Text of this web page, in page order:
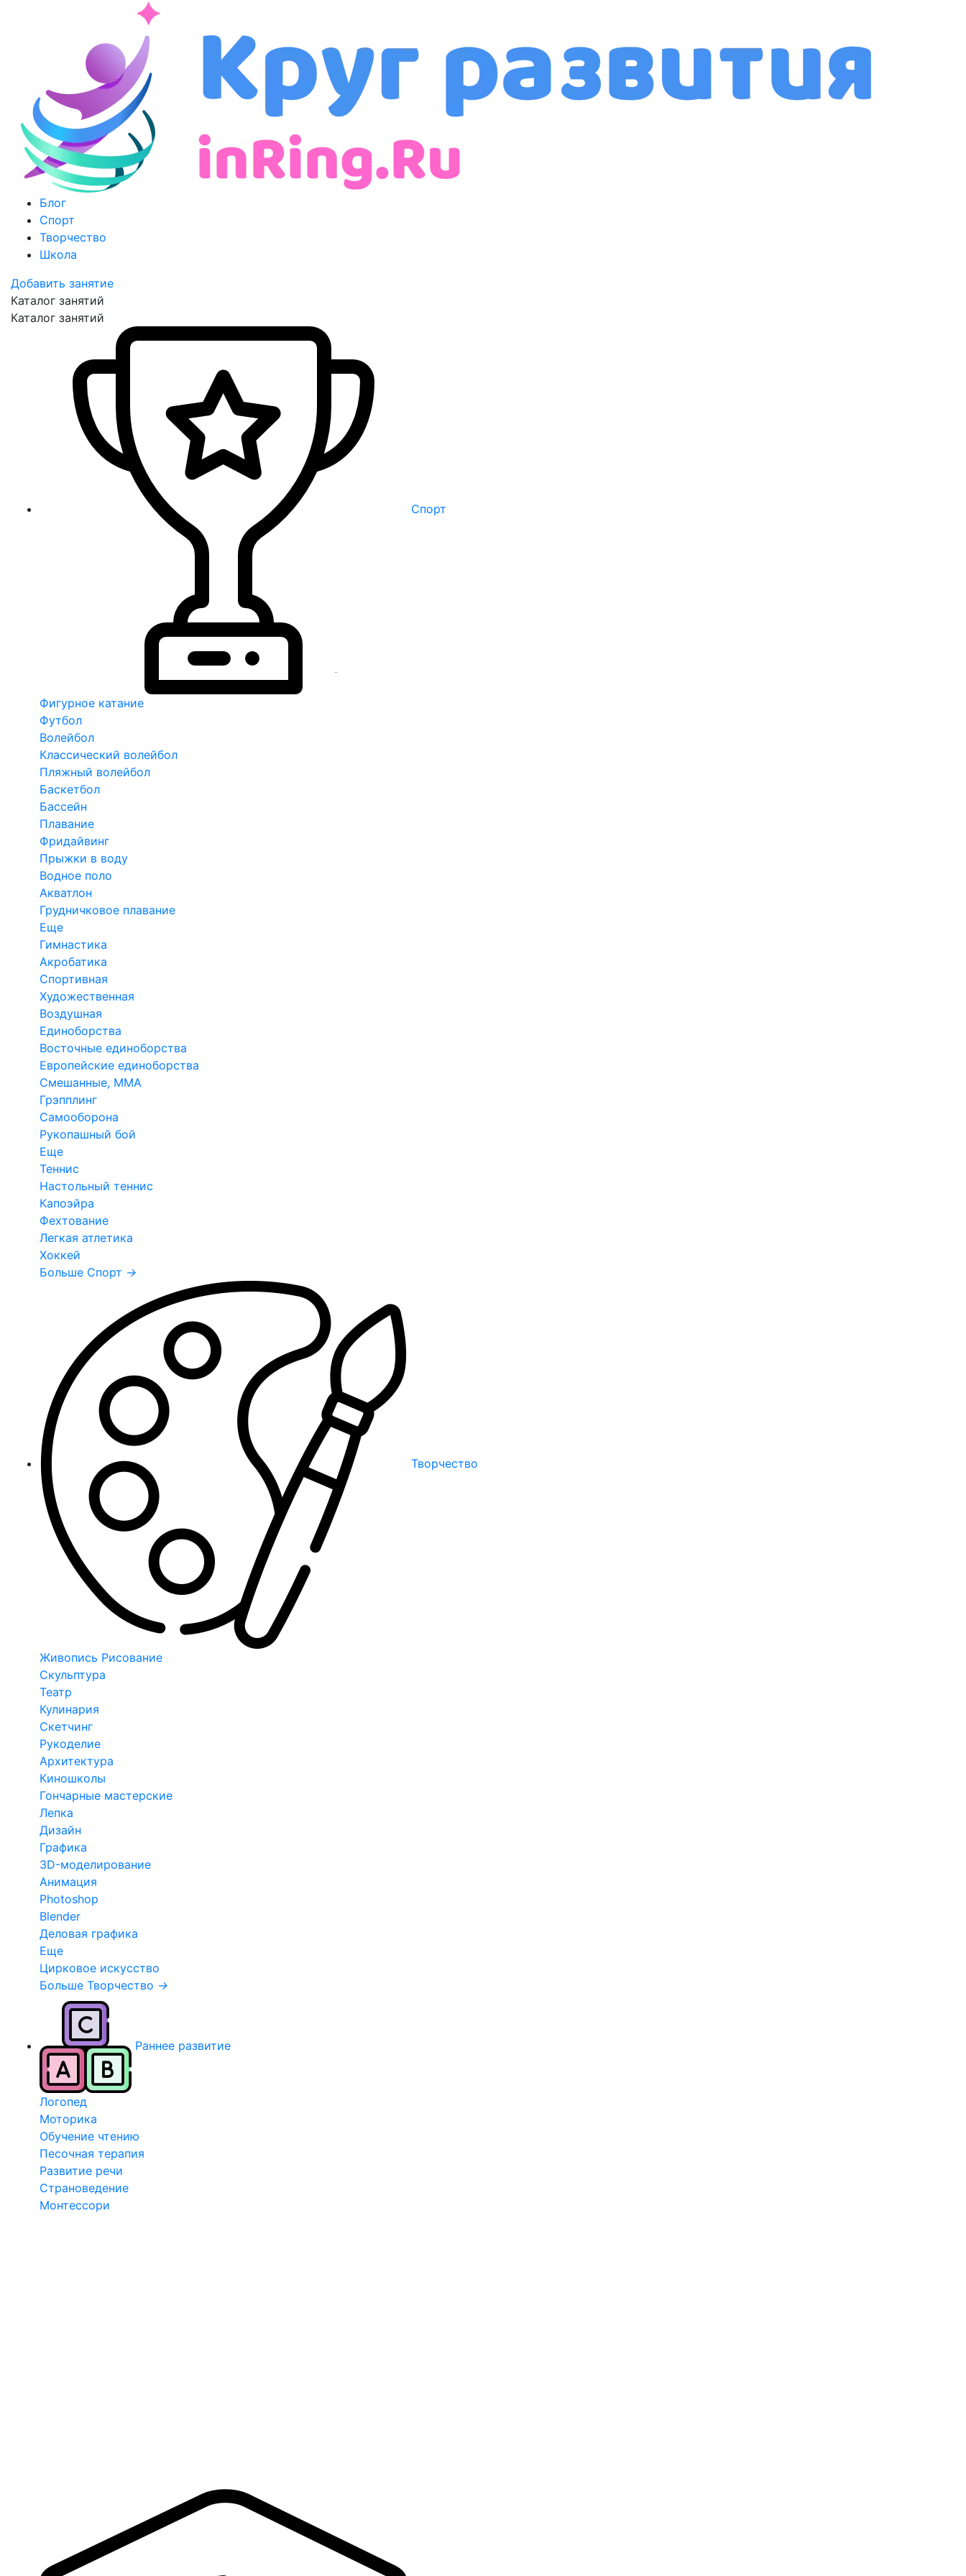
Блог
Спорт
Творчество
Школа
Добавить занятие
Каталог занятий
Каталог занятий
Спорт
Фигурное катание
Футбол
Волейбол
Классический волейбол
Пляжный волейбол
Баскетбол
Бассейн
Плавание
Фридайвинг
Прыжки в воду
Водное поло
Акватлон
Грудничковое плавание
Еще
Гимнастика
Акробатика
Спортивная
Художественная
Воздушная
Единоборства
Восточные единоборства
Европейские единоборства
Смешанные, ММА
Грэпплинг
Самооборона
Рукопашный бой
Еще
Теннис
Настольный теннис
Капоэйра
Фехтование
Легкая атлетика
Хоккей
Больше Спорт →
Творчество
Живопись Рисование
Скульптура
Театр
Кулинария
Скетчинг
Рукоделие
Архитектура
Киношколы
Гончарные мастерские
Лепка
Дизайн
Графика
3D-моделирование
Анимация
Photoshop
Blender
Деловая графика
Еще
Цирковое искусство
Больше Творчество →
Раннее развитие
Логопед
Моторика
Обучение чтению
Песочная терапия
Развитие речи
Страноведение
Монтессори